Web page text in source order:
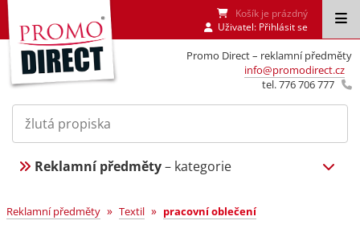
Promo Direct – reklamní předměty
info@promodirect.cz
tel. 776 706 777
Košík je prázdný
Uživatel: Přihlásit se
Reklamní předměty– kategorie
Reklamní předměty » Textil » pracovní oblečení